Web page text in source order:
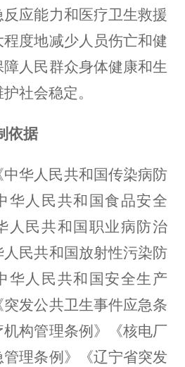
应能力和医疗卫生救援
度地减少人员伤亡和健
障人民群众身体健康和生
社会稳定。
依据
中华人民共和国传染病防
华人民共和国食品安全
人民共和国职业病防治
人民共和国放射性污染防
华人民共和国安全生产
发公共卫生事件应急条
构管理条例》《核电厂
理条例》《辽宁省突发